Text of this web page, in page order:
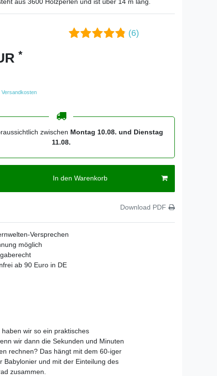
aus 3600 Holzperlen und ist über 14 m lang.
(6)
*
Versandkosten
zwischen Montag 10.08. und Dienstag
11.08.
In den Warenkorb
Download PDF
Versprechen
möglich
ab 90 Euro in DE
wir so ein praktisches
wir dann die Sekunden und Minuten
rechnen? Das hängt mit dem 60-iger
Babylonier und mit der Einteilung des
zusammen.